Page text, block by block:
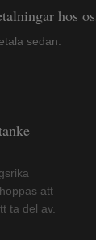
hos
sedan.
vi
att ta del